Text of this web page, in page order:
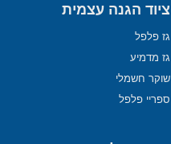
ציוד הגנה עצמית
גז פלפל
גז מדמיע
שוקר חשמלי
ספריי פלפל